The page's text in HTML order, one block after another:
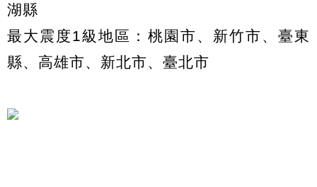
湖縣
最大震度1級地區：桃園市、新竹市、臺東
縣、高雄市、新北市、臺北市